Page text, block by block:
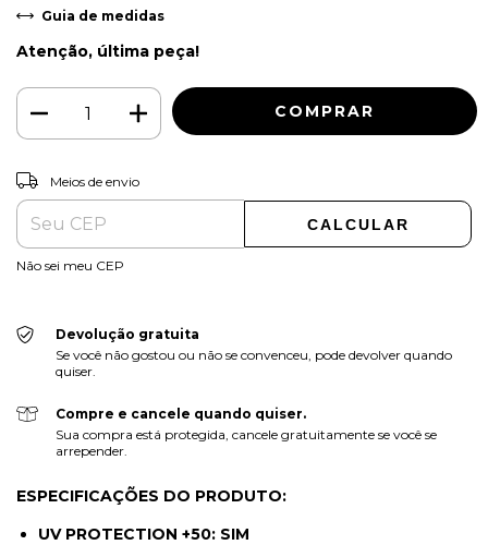
Guia de medidas
Atenção, última peça!
Entregas para o CEP:
Meios de envio
CALCULAR
Não sei meu CEP
Devolução gratuita
Se você não gostou ou não se convenceu, pode devolver quando
quiser.
Compre e cancele quando quiser.
Sua compra está protegida, cancele gratuitamente se você se
arrepender.
ESPECIFICAÇÕES DO PRODUTO:
UV PROTECTION +50: SIM